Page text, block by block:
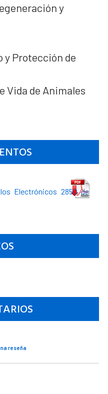
y
y Protección de
Vida de Animales
Electrónicos 2850 de
reseña